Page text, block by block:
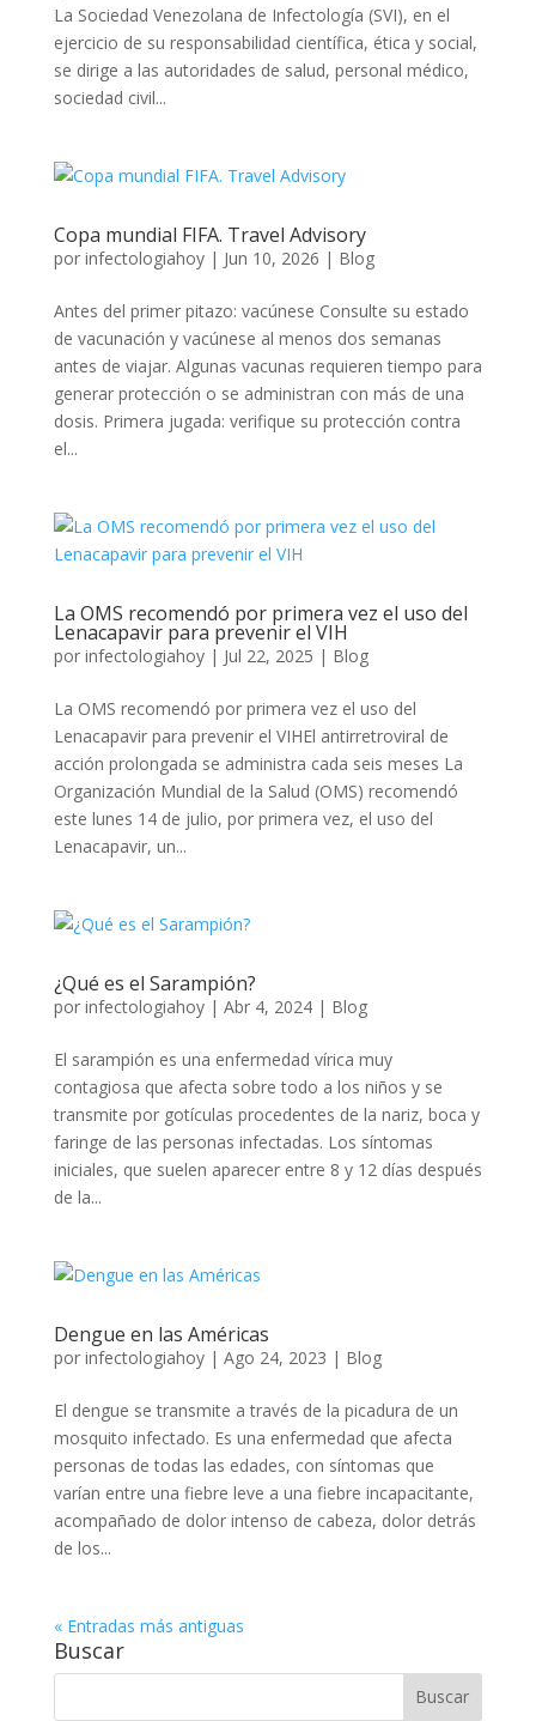
La Sociedad Venezolana de Infectología (SVI), en el
ejercicio de su responsabilidad científica, ética y social,
se dirige a las autoridades de salud, personal médico,
sociedad civil...
Copa mundial FIFA. Travel Advisory
por infectologiahoy| Jun 10, 2026 | Blog
Antes del primer pitazo: vacúnese Consulte su estado
de vacunación y vacúnese al menos dos semanas
antes de viajar. Algunas vacunas requieren tiempo para
generar protección o se administran con más de una
dosis. Primera jugada: verifique su protección contra
el...
La OMS recomendó por primera vez el uso del
Lenacapavir para prevenir el VIH
por infectologiahoy| Jul 22, 2025 | Blog
La OMS recomendó por primera vez el uso del
Lenacapavir para prevenir el VIHEl antirretroviral de
acción prolongada se administra cada seis meses La
Organización Mundial de la Salud (OMS) recomendó
este lunes 14 de julio, por primera vez, el uso del
Lenacapavir, un...
¿Qué es el Sarampión?
por infectologiahoy| Abr 4, 2024| Blog
El sarampión es una enfermedad vírica muy
contagiosa que afecta sobre todo a los niños y se
transmite por gotículas procedentes de la nariz, boca y
faringe de las personas infectadas. Los síntomas
iniciales, que suelen aparecer entre 8 y 12 días después
de la...
Dengue en las Américas
por infectologiahoy| Ago 24, 2023 | Blog
El dengue se transmite a través de la picadura de un
mosquito infectado. Es una enfermedad que afecta
personas de todas las edades, con síntomas que
varían entre una fiebre leve a una fiebre incapacitante,
acompañado de dolor intenso de cabeza, dolor detrás
de los...
« Entradas más antiguas
Buscar